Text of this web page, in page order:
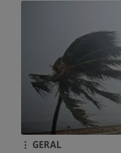
GERAL